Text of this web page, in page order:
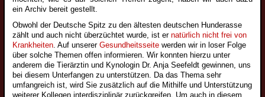
ein Archiv bereit gestellt.
Obwohl der Deutsche Spitz zu den ältesten deutschen Hunderasse
zählt und auch nicht überzüchtet wurde, ist er natürlich nicht frei von
Krankheiten. Auf unserer Gesundheitsseitewerden wir in loser Folge
über solche Themen offen informieren. Wir konnten hierzu unter
anderem die Tierärztin und Kynologin Dr. Anja Seefeldt gewinnen, uns
bei diesem Unterfangen zu unterstützen. Da das Thema sehr
umfangreich ist, wird Sie zusätzlich auf die Mithilfe und Unterstützung
weiterer Kollegen interdisziplinär zurückgreifen. Um auch in diesem
Mittelspitzjunghunde
Kleinspitzjunghunde
Zwergspitzjunghunde
Züchter
Wolfsspitzzüchter